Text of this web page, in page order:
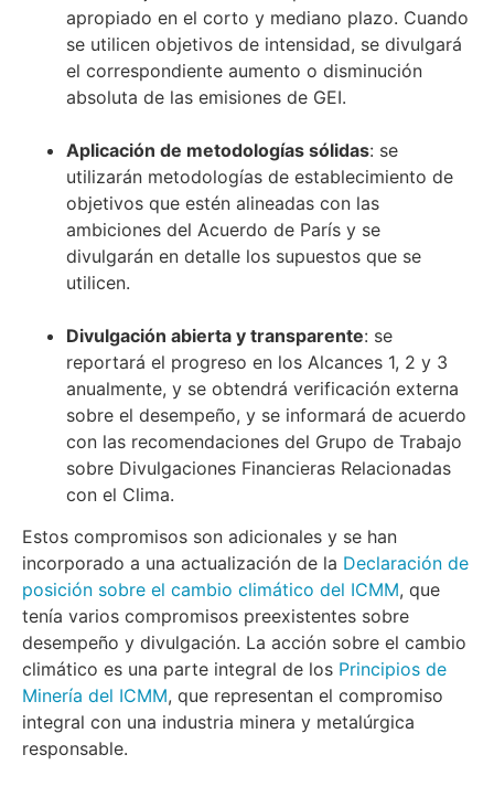
apropiado en el corto y mediano plazo. Cuando
se utilicen objetivos de intensidad, se divulgará
el correspondiente aumento o disminución
absoluta de las emisiones de GEI.
Aplicación de metodologías sólidas: se
utilizarán metodologías de establecimiento de
objetivos que estén alineadas con las
ambiciones del Acuerdo de París y se
divulgarán en detalle los supuestos que se
utilicen.
Divulgación abierta y transparente: se
reportará el progreso en los Alcances 1, 2 y 3
anualmente, y se obtendrá verificación externa
sobre el desempeño, y se informará de acuerdo
con las recomendaciones del Grupo de Trabajo
sobre Divulgaciones Financieras Relacionadas
con el Clima.
Estos compromisos son adicionales y se han
incorporado a una actualización de la Declaración de
posición sobre el cambio climático del ICMM, que
tenía varios compromisos preexistentes sobre
desempeño y divulgación. La acción sobre el cambio
climático es una parte integral de los Principios de
Minería del ICMM, que representan el compromiso
integral con una industria minera y metalúrgica
responsable.